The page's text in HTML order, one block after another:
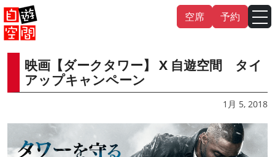
Skip
to
content
空席 予約
映画【ダークタワー】 X 自遊空間 タイ
アップキャンペーン
1月 5, 2018
English 中文（繁體） 中文（简 体）
日本語